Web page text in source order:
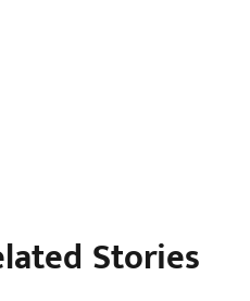
Stories